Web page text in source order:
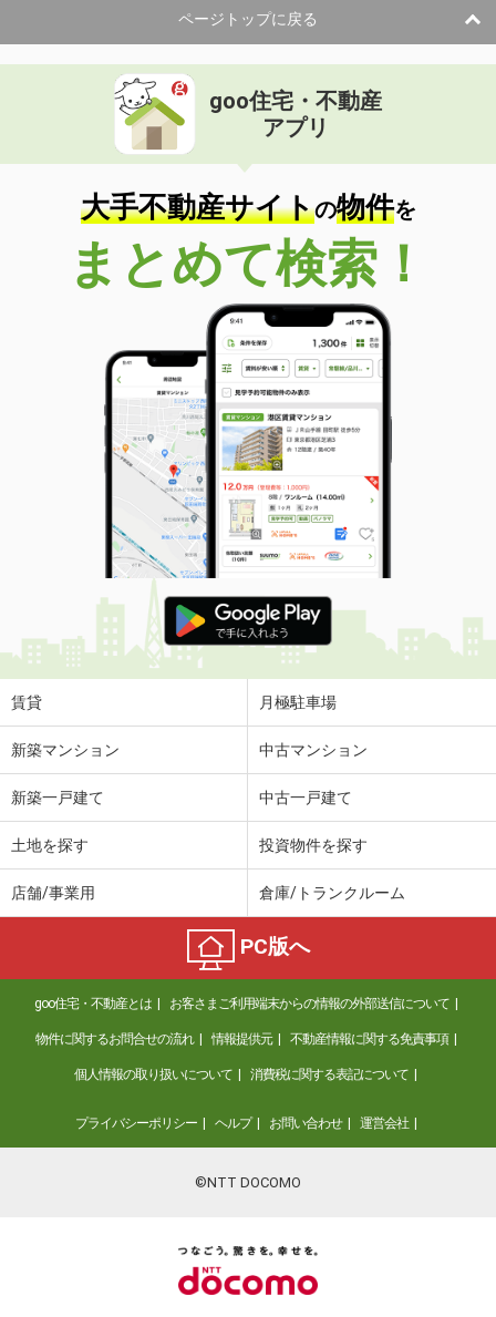
ページトップに戻る
goo住宅・不動産
アプリ
大手不動産サイトの物件を
まとめて検索！
賃貸 月極駐車場
新築マンション 中古マンション
新築一戸建て 中古一戸建て
土地を探す 投資物件を探す
店舗/事業用 倉庫/トランクルーム
PC版へ
goo住宅・不動産とは お客さまご利用端末からの情報の外部送信について
物件に関するお問合せの流れ 情報提供元 不動産情報に関する免責事項
個人情報の取り扱いについて 消費税に関する表記について
プライバシーポリシー ヘルプ お問い合わせ 運営会社
©NTT DOCOMO